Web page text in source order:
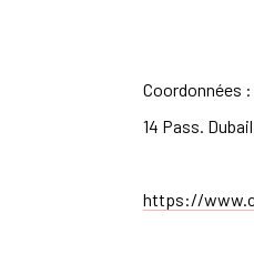
Coordonnées :
14 Pass.
https://